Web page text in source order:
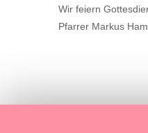
Wir feiern
Pfarrer Markus